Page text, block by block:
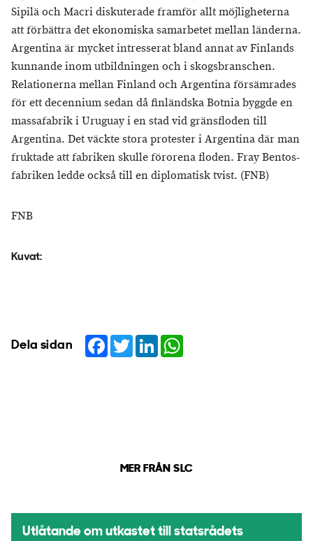
Sipilä och Macri diskuterade framför allt möjligheterna
att förbättra det ekonomiska samarbetet mellan länderna.
Argentina är mycket intresserat bland annat av Finlands
kunnande inom utbildningen och i skogsbranschen.
Relationerna mellan Finland och Argentina försämrades
för ett decennium sedan då finländska Botnia byggde en
massafabrik i Uruguay i en stad vid gränsfloden till
Argentina. Det väckte stora protester i Argentina där man
fruktade att fabriken skulle förorena floden. Fray Bentos-
fabriken ledde också till en diplomatisk tvist. (FNB)
FNB
Kuvat:
Dela sidan Facebook
TwitterLinkedIn
MER FRÅN SLC
Utlåtande om utkastet till statsrådets